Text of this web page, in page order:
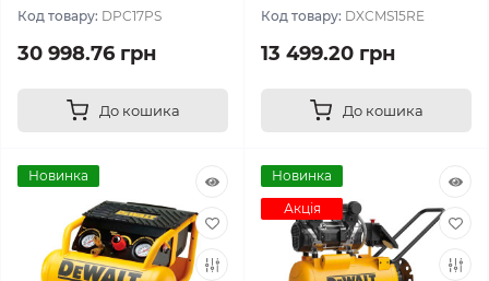
Код товару: DPC17PS
30 998.76 грн
До кошика
Код товару: DXCMS15RE
13 499.20 грн
До кошика
Новинка
Новинка
Акція